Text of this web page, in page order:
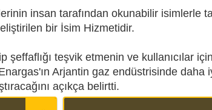
insan tarafından okunabilir isimlerle
bir İsim Hizmetidir.
şeffaflığı teşvik etmenin ve kullanıcılar
Arjantin gaz endüstrisinde daha
açıkça belirtti.